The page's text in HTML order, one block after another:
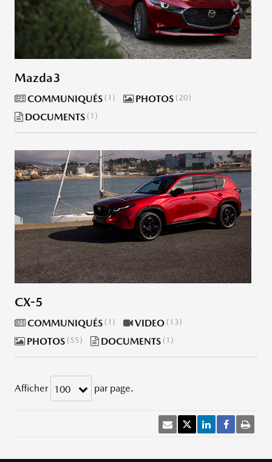
Mazda3
COMMUNIQUÉS 1 PHOTOS 20
DOCUMENTS 1
CX-5
COMMUNIQUÉS 1 VIDEO 13
PHOTOS 55 DOCUMENTS 1
Afficher 100 par page.